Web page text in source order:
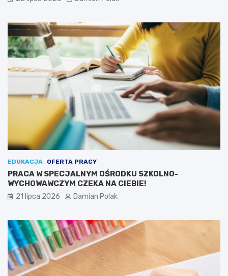
EDUKACJA OFERTA PRACY
PRACA W SPECJALNYM OŚRODKU SZKOLNO-
WYCHOWAWCZYM CZEKA NA CIEBIE!
21 lipca 2026 Damian Polak